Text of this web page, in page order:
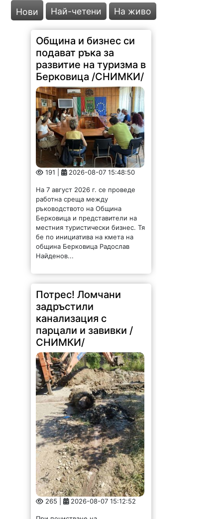
Нови Най-четени На живо
Община и бизнес си
подават ръка за
развитие на туризма в
Берковица /СНИМКИ/
191 | 2026-08-07 15:48:50
На 7 август 2026 г. се проведе
работна среща между
ръководството на Община
Берковица и представители на
местния туристически бизнес. Тя
бе по инициатива на кмета на
община Берковица Радослав
Найденов...
Потрес! Ломчани
задръстили
канализация с
парцали и завивки /
СНИМКИ/
265 | 2026-08-07 15:12:52
При почистване на